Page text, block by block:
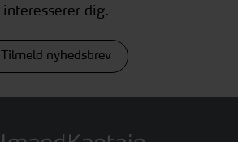
interesserer dig.
Tilmeld nyhedsbrev